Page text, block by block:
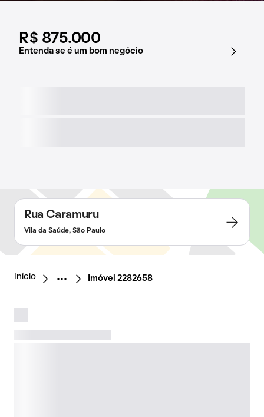
R$ 875.000
Entenda se é um bom negócio
Rua Caramuru
Vila da Saúde, São Paulo
Início Imóvel 2282658